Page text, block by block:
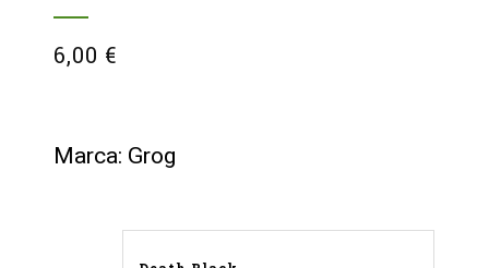
6,00 €
Marca: Grog